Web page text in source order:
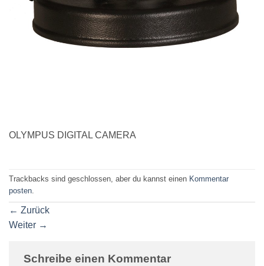
OLYMPUS DIGITAL CAMERA
Trackbacks sind geschlossen, aber du kannst einen Kommentar
posten.
← Zurück
Weiter →
Schreibe einen Kommentar